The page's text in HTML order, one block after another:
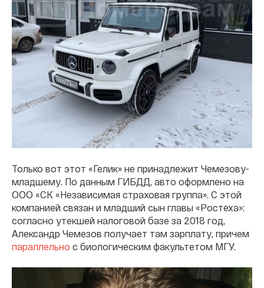
Только вот этот «Гелик» не принадлежит Чемезову-
младшему. По данным ГИБДД, авто оформлено на
ООО «СК «Независимая страховая группа». С этой
компанией связан и младший сын главы «Ростеха»:
согласно утекшей налоговой базе за 2018 год,
Александр Чемезов получает там зарплату, причем
параллельно с биологическим факультетом МГУ.